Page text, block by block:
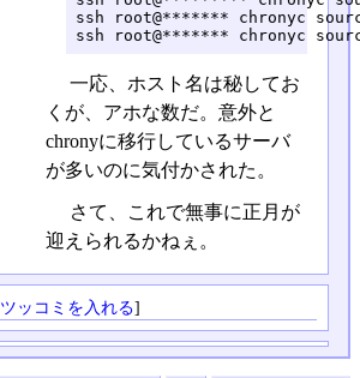
ssh root@******* chronyc
ssh root@******* chronyc
一応、ホスト名は秘してお
くが、アホな数だ。意外と
chronyに移行しているサーバ
が多いのに気付かされた。
さて、これで無事に正月が
迎えられるかねぇ。
ツッコミを入れる]